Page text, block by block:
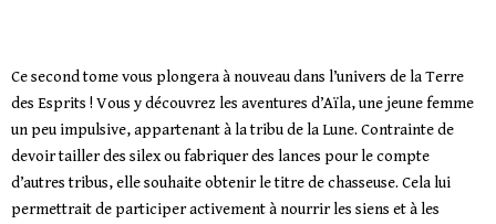
Ce second tome vous plongera à nouveau dans l’univers de la Terre
des Esprits ! Vous y découvrez les aventures d’Aïla, une jeune femme
un peu impulsive, appartenant à la tribu de la Lune. Contrainte de
devoir tailler des silex ou fabriquer des lances pour le compte
d’autres tribus, elle souhaite obtenir le titre de chasseuse. Cela lui
permettrait de participer activement à nourrir les siens et à les